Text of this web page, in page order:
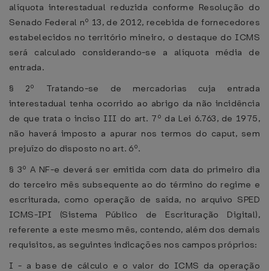
alíquota interestadual reduzida conforme Resolução do
Senado Federal nº 13, de 2012, recebida de fornecedores
estabelecidos no território mineiro, o destaque do ICMS
será calculado considerando-se a alíquota média de
entrada.
§ 2º Tratando-se de mercadorias cuja entrada
interestadual tenha ocorrido ao abrigo da não incidência
de que trata o inciso III do art. 7º da Lei 6.763, de 1975,
não haverá imposto a apurar nos termos do caput, sem
prejuízo do disposto no art. 6º.
§ 3º A NF-e deverá ser emitida com data do primeiro dia
do terceiro mês subsequente ao do término do regime e
escriturada, como operação de saída, no arquivo SPED
ICMS-IPI (Sistema Público de Escrituração Digital),
referente a este mesmo mês, contendo, além dos demais
requisitos, as seguintes indicações nos campos próprios:
I - a base de cálculo e o valor do ICMS da operação